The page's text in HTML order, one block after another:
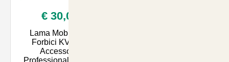
€ 30,00
Lama Mobile per
Forbici KV360 -
Accessorio